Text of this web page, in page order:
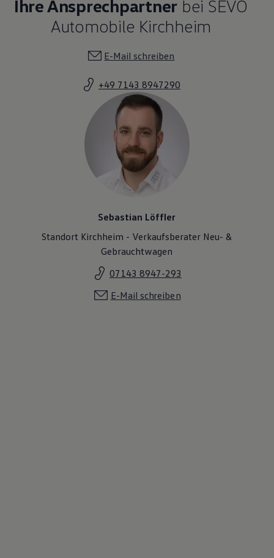
Ihre Ansprechpartner bei SEVO
Automobile Kirchheim
E-Mail schreiben
+49 7143 8947290
Sebastian Löffler
Standort Kirchheim - Verkaufsberater Neu- &
Gebrauchtwagen
07143 8947-293
E-Mail schreiben